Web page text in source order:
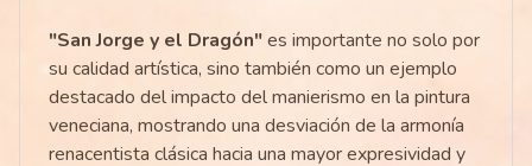
"San Jorge y el Dragón"es importante no solo por
su calidad artística, sino también como un ejemplo
destacado del impacto del manierismo en la pintura
veneciana, mostrando una desviación de la armonía
renacentista clásica hacia una mayor expresividad y